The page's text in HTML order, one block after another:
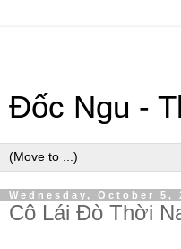
Đốc Ngu -
Wednesday, October 5,
Cô Lái Đò Thời